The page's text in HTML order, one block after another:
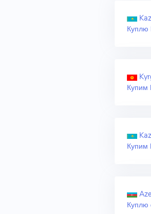
Куплю
Купим
Купим
Куплю